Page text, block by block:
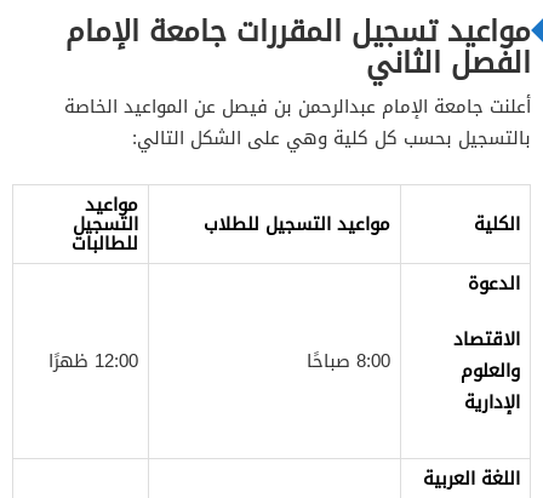
مواعيد تسجيل المقررات جامعة الإمام
الفصل الثاني
أعلنت جامعة الإمام عبدالرحمن بن فيصل عن المواعيد الخاصة
بالتسجيل بحسب كل كلية وهي على الشكل التالي:
الكلية مواعيد التسجيل للطلاب
مواعيد
التسجيل
للطالبات
الدعوة
الاقتصاد
والعلوم
الإدارية
8:00 صباحًا 12:00 ظهرًا
اللغة العربية